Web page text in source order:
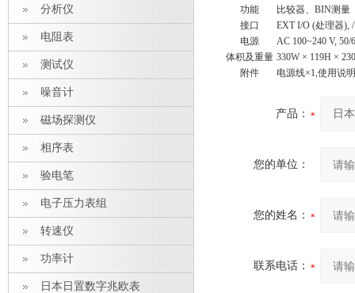
分析仪
电阻表
测试仪
噪音计
磁场探测仪
相序表
验电笔
电子压力表组
转速仪
功率计
日本日置数字兆欧表
功能
比较器、BIN测量
接口
EXT I/O (处理器),
电源
AC 100~240 V, 50/
体积及重量 330W × 119H ×
附件
电源线×1,使用说
产品：
您的单位：
您的姓名：
联系电话：